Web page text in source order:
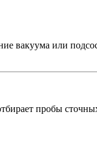
вакуума или
пробы